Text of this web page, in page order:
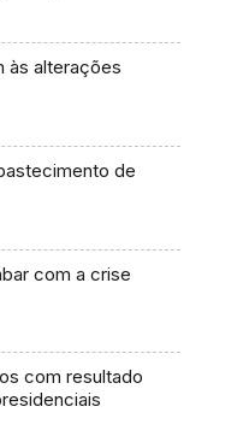
às alterações
de
com a crise
com resultado